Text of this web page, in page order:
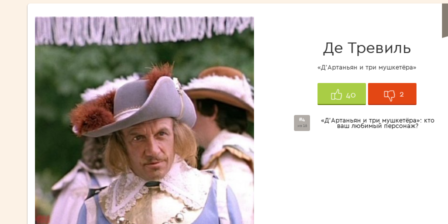
Де Тревиль
«Д’Артаньян и три мушкетёра»
40 2
#4
из 16
«Д’Артаньян и три мушкетёра»: кто
ваш любимый персонаж?